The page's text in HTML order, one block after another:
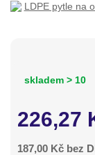
skladem > 10
226,27
187,00 Kč bez